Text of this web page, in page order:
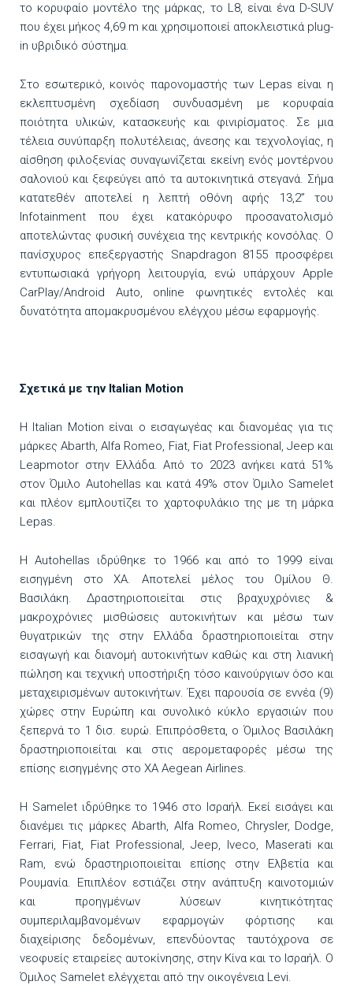
το κορυφαίο μοντέλο της μάρκας, το L8, είναι ένα D-SUV
που έχει μήκος 4,69 m και χρησιμοποιεί αποκλειστικά plug-
in υβριδικό σύστημα.
Στο εσωτερικό, κοινός παρονομαστής των Lepas είναι η
εκλεπτυσμένη σχεδίαση συνδυασμένη με κορυφαία
ποιότητα υλικών, κατασκευής και φινιρίσματος. Σε μια
τέλεια συνύπαρξη πολυτέλειας, άνεσης και τεχνολογίας, η
αίσθηση φιλοξενίας συναγωνίζεται εκείνη ενός μοντέρνου
σαλονιού και ξεφεύγει από τα αυτοκινητικά στεγανά. Σήμα
κατατεθέν αποτελεί η λεπτή οθόνη αφής 13,2” του
Infotainment που έχει κατακόρυφο προσανατολισμό
αποτελώντας φυσική συνέχεια της κεντρικής κονσόλας. Ο
πανίσχυρος επεξεργαστής Snapdragon 8155 προσφέρει
εντυπωσιακά γρήγορη λειτουργία, ενώ υπάρχουν Apple
CarPlay/Android Auto, online φωνητικές εντολές και
δυνατότητα απομακρυσμένου ελέγχου μέσω εφαρμογής.
Σχετικά με την Italian Motion
Η Italian Motion είναι ο εισαγωγέας και διανομέας για τις
μάρκες Abarth, Alfa Romeo, Fiat, Fiat Professional, Jeep και
Leapmotor στην Ελλάδα. Από το 2023 ανήκει κατά 51%
στον Όμιλο Autohellas και κατά 49% στον Όμιλο Samelet
και πλέον εμπλουτίζει το χαρτοφυλάκιο της με τη μάρκα
Lepas.
Η Autohellas ιδρύθηκε το 1966 και από το 1999 είναι
εισηγμένη στο ΧΑ. Αποτελεί μέλος του Ομίλου Θ.
Βασιλάκη. Δραστηριοποιείται στις βραχυχρόνιες &
μακροχρόνιες μισθώσεις αυτοκινήτων και μέσω των
θυγατρικών της στην Ελλάδα δραστηριοποιείται στην
εισαγωγή και διανομή αυτοκινήτων καθώς και στη λιανική
πώληση και τεχνική υποστήριξη τόσο καινούργιων όσο και
μεταχειρισμένων αυτοκινήτων. Έχει παρουσία σε εννέα (9)
χώρες στην Ευρώπη και συνολικό κύκλο εργασιών που
ξεπερνά το 1 δισ. ευρώ. Επιπρόσθετα, ο Όμιλος Βασιλάκη
δραστηριοποιείται και στις αερομεταφορές μέσω της
επίσης εισηγμένης στο ΧΑ Aegean Airlines.
Η Samelet ιδρύθηκε το 1946 στο Ισραήλ. Εκεί εισάγει και
διανέμει τις μάρκες Abarth, Alfa Romeo, Chrysler, Dodge,
Ferrari, Fiat, Fiat Professional, Jeep, Iveco, Maserati και
Ram, ενώ δραστηριοποιείται επίσης στην Ελβετία και
Ρουμανία. Επιπλέον εστιάζει στην ανάπτυξη καινοτομιών
και προηγμένων λύσεων κινητικότητας
συμπεριλαμβανομένων εφαρμογών φόρτισης και
διαχείρισης δεδομένων, επενδύοντας ταυτόχρονα σε
νεοφυείς εταιρείες αυτοκίνησης, στην Κίνα και το Ισραήλ. Ο
Όμιλος Samelet ελέγχεται από την οικογένεια Levi.